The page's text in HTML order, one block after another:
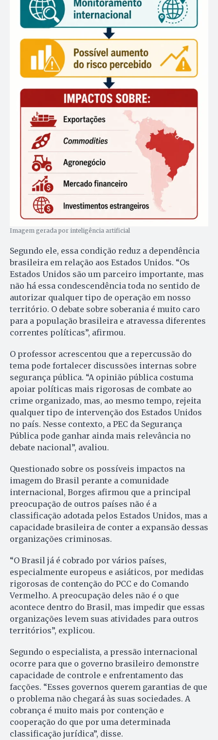
Imagem gerada por inteligência artificial
Segundo ele, essa condição reduz a dependência
brasileira em relação aos Estados Unidos. “Os
Estados Unidos são um parceiro importante, mas
não há essa condescendência toda no sentido de
autorizar qualquer tipo de operação em nosso
território. O debate sobre soberania é muito caro
para a população brasileira e atravessa diferentes
correntes políticas”, afirmou.
O professor acrescentou que a repercussão do
tema pode fortalecer discussões internas sobre
segurança pública. “A opinião pública costuma
apoiar políticas mais rigorosas de combate ao
crime organizado, mas, ao mesmo tempo, rejeita
qualquer tipo de intervenção dos Estados Unidos
no país. Nesse contexto, a PEC da Segurança
Pública pode ganhar ainda mais relevância no
debate nacional”, avaliou.
Questionado sobre os possíveis impactos na
imagem do Brasil perante a comunidade
internacional, Borges afirmou que a principal
preocupação de outros países não é a
classificação adotada pelos Estados Unidos, mas a
capacidade brasileira de conter a expansão dessas
organizações criminosas.
“O Brasil já é cobrado por vários países,
especialmente europeus e asiáticos, por medidas
rigorosas de contenção do PCC e do Comando
Vermelho. A preocupação deles não é o que
acontece dentro do Brasil, mas impedir que essas
organizações levem suas atividades para outros
territórios”, explicou.
Segundo o especialista, a pressão internacional
ocorre para que o governo brasileiro demonstre
capacidade de controle e enfrentamento das
facções. “Esses governos querem garantias de que
o problema não chegará às suas sociedades. A
cobrança é muito mais por contenção e
cooperação do que por uma determinada
classificação jurídica”, disse.